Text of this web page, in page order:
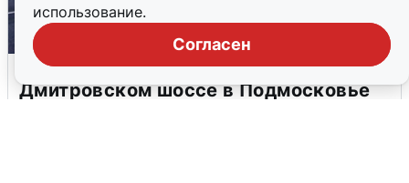
использование.
Согласен
Пять машин столкнулись на
Дмитровском шоссе в Подмосковье